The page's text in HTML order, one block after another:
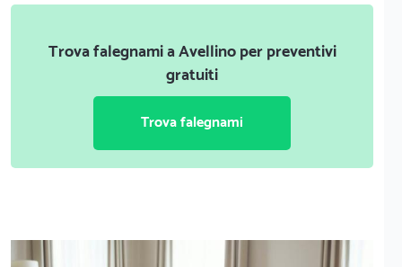
Trova falegnami a Avellino per preventivi
gratuiti
Trova falegnami